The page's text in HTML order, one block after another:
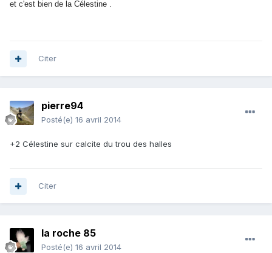
et c'est bien de la Célestine .
Citer
pierre94
Posté(e) 16 avril 2014
+2 Célestine sur calcite du trou des halles
Citer
la roche 85
Posté(e) 16 avril 2014